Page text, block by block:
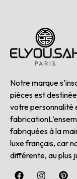
Notre marque
pièces est
votre personnalité
fabriquées à la
luxe français, car
différente, au plus